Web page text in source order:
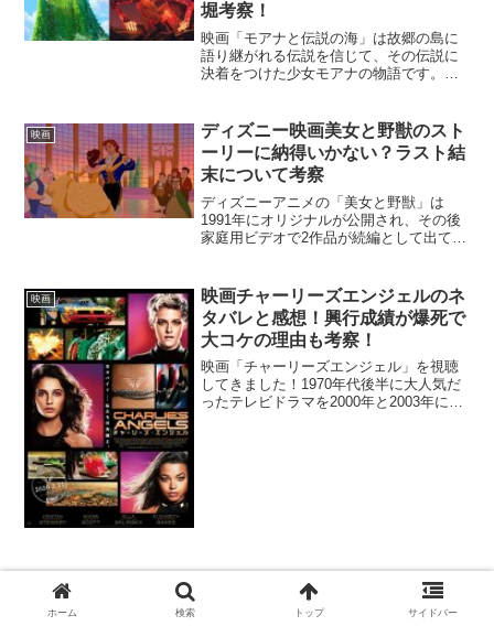
堀考察！
映画「モアナと伝説の海」は故郷の島に
語り継がれる伝説を信じて、その伝説に
決着をつけた少女モアナの物語です。そ
ァによって海に広がる闇を食い止める、
というものでした。そして...
映画
ディズニー映画美女と野獣のスト
ーリーに納得いかない？ラスト結
末について考察
ディズニーアニメの「美女と野獣」は
1991年にオリジナルが公開され、その後
家庭用ビデオで2作品が続編として出てい
事：ディズニー映画美女と野獣実写版の
ネタバレ感想！オ...
映画
映画チャーリーズエンジェルのネ
タバレと感想！興行成績が爆死で
大コケの理由も考察！
映画「チャーリーズエンジェル」を視聴
してきました！1970年代後半に大人気だ
ったテレビドラマを2000年と2003年に映
ホーム 検索 トップ サイドバー